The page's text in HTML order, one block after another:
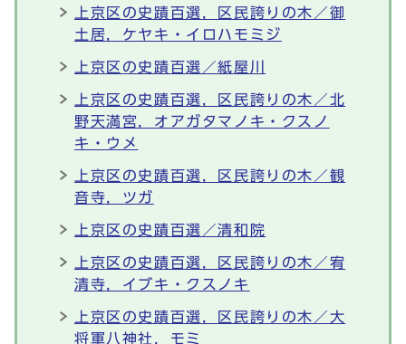
上京区の史蹟百選，区民誇りの木／御
土居，ケヤキ・イロハモミジ
上京区の史蹟百選／紙屋川
上京区の史蹟百選，区民誇りの木／北
野天満宮，オアガタマノキ・クスノ
キ・ウメ
上京区の史蹟百選，区民誇りの木／観
音寺，ツガ
上京区の史蹟百選／清和院
上京区の史蹟百選，区民誇りの木／宥
清寺，イブキ・クスノキ
上京区の史蹟百選，区民誇りの木／大
将軍八神社，モミ